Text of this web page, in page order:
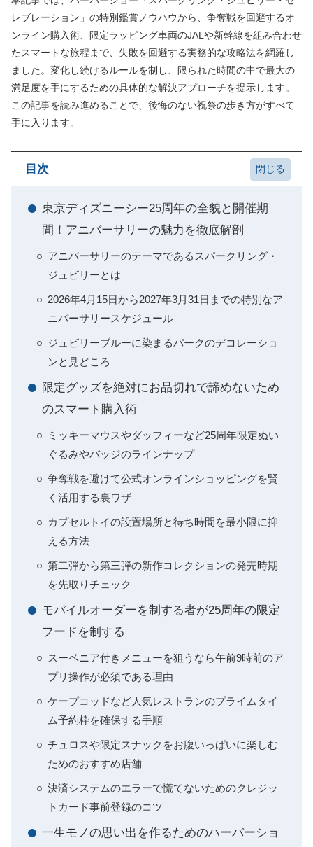
レブレーション」の特別鑑賞ノウハウから、争奪戦を回避するオ
ンライン購入術、限定ラッピング車両のJALや新幹線を組み合わせ
たスマートな旅程まで、失敗を回避する実務的な攻略法を網羅し
ました。変化し続けるルールを制し、限られた時間の中で最大の
満足度を手にするための具体的な解決アプローチを提示します。
この記事を読み進めることで、後悔のない祝祭の歩き方がすべて
手に入ります。
目次
東京ディズニーシー25周年の全貌と開催期
間！アニバーサリーの魅力を徹底解剖
アニバーサリーのテーマであるスパークリング・
ジュビリーとは
2026年4月15日から2027年3月31日までの特別なア
ニバーサリースケジュール
ジュビリーブルーに染まるパークのデコレーショ
ンと見どころ
限定グッズを絶対にお品切れで諦めないため
のスマート購入術
ミッキーマウスやダッフィーなど25周年限定ぬい
ぐるみやバッジのラインナップ
争奪戦を避けて公式オンラインショッピングを賢
く活用する裏ワザ
カプセルトイの設置場所と待ち時間を最小限に抑
える方法
第二弾から第三弾の新作コレクションの発売時期
を先取りチェック
モバイルオーダーを制する者が25周年の限定
フードを制する
スーベニア付きメニューを狙うなら午前9時前のア
プリ操作が必須である理由
ケープコッドなど人気レストランのプライムタイ
ム予約枠を確保する手順
チュロスや限定スナックをお腹いっぱいに楽しむ
ためのおすすめ店舗
決済システムのエラーで慌てないためのクレジッ
トカード事前登録のコツ
一生モノの思い出を作るためのハーバーショ